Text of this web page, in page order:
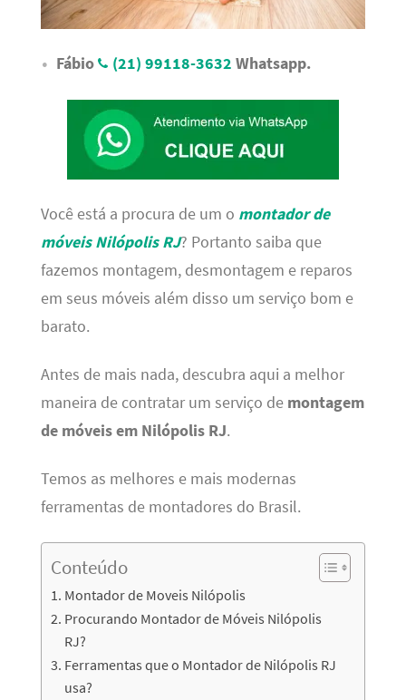
Fábio (21) 99118-3632 Whatsapp.
Você está a procura de um o montador de
móveis Nilópolis RJ? Portanto saiba que
fazemos montagem, desmontagem e reparos
em seus móveis além disso um serviço bom e
barato.
Antes de mais nada, descubra aqui a melhor
maneira de contratar um serviço de montagem
de móveis em Nilópolis RJ.
Temos as melhores e mais modernas
ferramentas de montadores do Brasil.
Conteúdo
Montador de Moveis Nilópolis
Procurando Montador de Móveis Nilópolis
RJ?
Ferramentas que o Montador de Nilópolis RJ
usa?